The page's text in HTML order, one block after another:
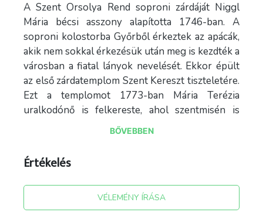
A Szent Orsolya Rend soproni zárdáját Niggl
Mária bécsi asszony alapította 1746-ban. A
soproni kolostorba Győrből érkeztek az apácák,
akik nem sokkal érkezésük után meg is kezdték a
városban a fiatal lányok nevelését. Ekkor épült
az első zárdatemplom Szent Kereszt tiszteletére.
Ezt a templomot 1773-ban Mária Terézia
uralkodónő is felkereste, ahol szentmisén is
fazsindelyes tornyú templom helyett Handler
Nándor tervei szerint épült fel 1864-re a ma
BŐVEBBEN
Értékelés
VÉLEMÉNY ÍRÁSA